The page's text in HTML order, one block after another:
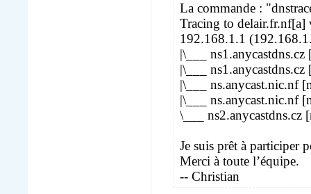
La commande :
Tracing to
192.168.1.1
|\___
|\___
|\___ ns.anycast.nic.nf
|\___ ns.anycast.nic.nf
\___
Je suis prêt à participer
Merci à toute l’équipe.
-- Christian